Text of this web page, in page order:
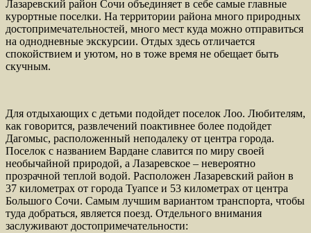
Лазаревский район Сочи объединяет в себе самые главные
курортные поселки. На территории района много природных
достопримечательностей, много мест куда можно отправиться
на однодневные экскурсии. Отдых здесь отличается
спокойствием и уютом, но в тоже время не обещает быть
скучным.
Для отдыхающих с детьми подойдет поселок Лоо. Любителям,
как говорится, развлечений поактивнее более подойдет
Дагомыс, расположенный неподалеку от центра города.
Поселок с названием Вардане славится по миру своей
необычайной природой, а Лазаревское – невероятно
прозрачной теплой водой. Расположен Лазаревский район в
37 километрах от города Туапсе и 53 километрах от центра
Большого Сочи. Самым лучшим вариантом транспорта, чтобы
туда добраться, является поезд. Отдельного внимания
заслуживают достопримечательности: